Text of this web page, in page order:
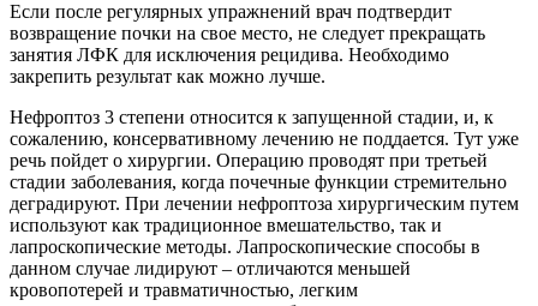
Если после регулярных упражнений врач подтвердит
возвращение почки на свое место, не следует прекращать
занятия ЛФК для исключения рецидива. Необходимо
закрепить результат как можно лучше.
Нефроптоз 3 степени относится к запущенной стадии, и, к
сожалению, консервативному лечению не поддается. Тут уже
речь пойдет о хирургии. Операцию проводят при третьей
стадии заболевания, когда почечные функции стремительно
деградируют. При лечении нефроптоза хирургическим путем
используют как традиционное вмешательство, так и
лапроскопические методы. Лапроскопические способы в
данном случае лидируют – отличаются меньшей
кровопотерей и травматичностью, легким